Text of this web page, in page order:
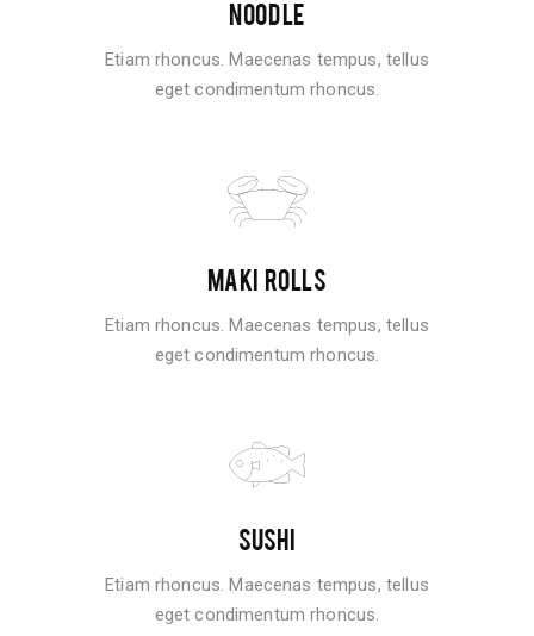
NOODLE
Etiam rhoncus. Maecenas tempus, tellus
eget condimentum rhoncus.
MAKI ROLLS
Etiam rhoncus. Maecenas tempus, tellus
eget condimentum rhoncus.
SUSHI
Etiam rhoncus. Maecenas tempus, tellus
eget condimentum rhoncus.